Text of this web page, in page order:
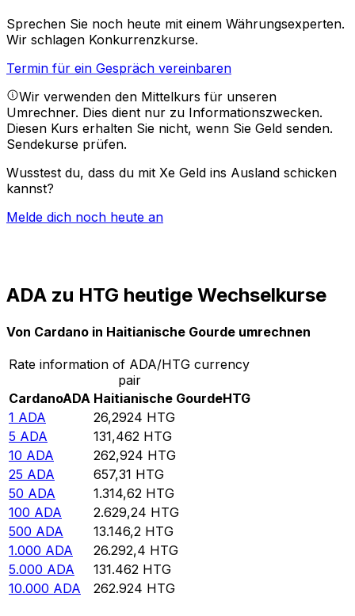
Sprechen Sie noch heute mit einem Währungsexperten.
Wir schlagen Konkurrenzkurse.
Termin für ein Gespräch vereinbaren
Wir verwenden den Mittelkurs für unseren
Umrechner. Dies dient nur zu Informationszwecken.
Diesen Kurs erhalten Sie nicht, wenn Sie Geld senden.
Sendekurse prüfen.
Wusstest du, dass du mit Xe Geld ins Ausland schicken
kannst?
Melde dich noch heute an
ADA zu HTG heutige Wechselkurse
Von Cardano in Haitianische Gourde umrechnen
Rate information of ADA/HTG currency
pair
CardanoADA Haitianische GourdeHTG
1 ADA 26,2924 HTG
5 ADA 131,462 HTG
10 ADA 262,924 HTG
25 ADA 657,31 HTG
50 ADA 1.314,62 HTG
100 ADA 2.629,24 HTG
500 ADA 13.146,2 HTG
1.000 ADA 26.292,4 HTG
5.000 ADA 131.462 HTG
10.000 ADA 262.924 HTG